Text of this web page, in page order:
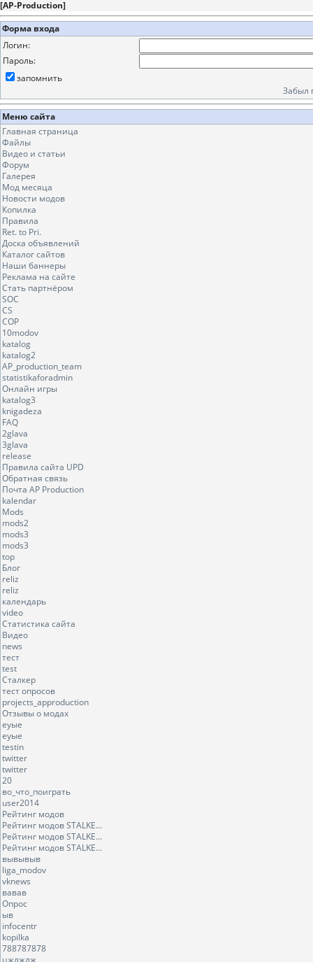
[AP-Production]
Форма входа
Логин:
Пароль:
запомнить
Забыл
Меню сайта
Главная страница
Файлы
Видео и статьи
Форум
Галерея
Мод месяца
Новости модов
Копилка
Правила
Ret. to Pri.
Доска объявлений
Каталог сайтов
Наши баннеры
Реклама на сайте
Стать партнёром
SOC
CS
COP
10modov
katalog
katalog2
AP_production_team
statistikaforadmin
Онлайн игры
katalog3
knigadeza
FAQ
2glava
3glava
release
Правила сайта UPD
Обратная связь
Почта AP Production
kalendar
Mods
mods2
mods3
mods3
top
Блог
reliz
reliz
календарь
video
Статистика сайта
Видео
news
тест
test
Сталкер
тест опросов
projects_approduction
Отзывы о модах
еуые
еуые
testin
twitter
twitter
20
во_что_поиграть
user2014
Рейтинг модов
Рейтинг модов STALKE...
Рейтинг модов STALKE...
Рейтинг модов STALKE...
вывывыв
liga_modov
vknews
вавав
Опрос
ыв
infocentr
kopilka
788787878
цжлжлж